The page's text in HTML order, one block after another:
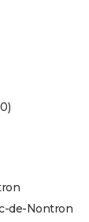
de-Nontron